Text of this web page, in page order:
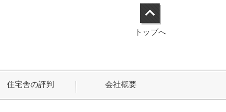
トップへ
住宅舎の評判 会社概要